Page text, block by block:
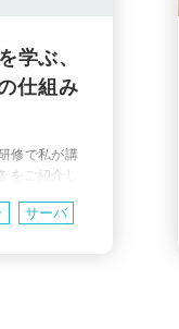
学ぶ、
仕組み
修で私が講
をご紹介し
n年次研修
サーバ